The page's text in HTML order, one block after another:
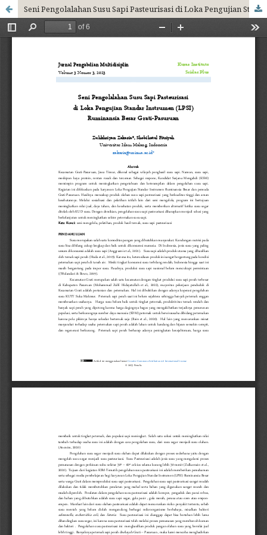
Seni Pengolalahan Susu Sapi Pasteurisasi di Loka Pengujian Standar Instrumen (LPSI) Ruminansia Besar Grati-Pasuruan